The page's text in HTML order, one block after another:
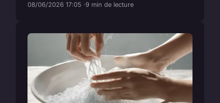
08/06/2026 17:05 9 min de lecture